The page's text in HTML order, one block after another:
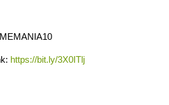
https://bit.ly/3X0ITlj